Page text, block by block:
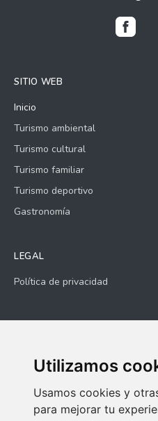
Utilizamos
Usamos cookies y
para mejorar tu
SITIO WEB
Inicio
Turismo ambiental
Turismo cultural
Turismo familiar
Turismo deportivo
Gastronomía
LEGAL
Política de privacidad